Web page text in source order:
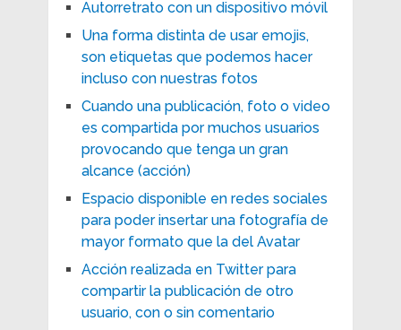
Autorretrato con un dispositivo móvil
Una forma distinta de usar emojis,
son etiquetas que podemos hacer
incluso con nuestras fotos
Cuando una publicación, foto o video
es compartida por muchos usuarios
provocando que tenga un gran
alcance (acción)
Espacio disponible en redes sociales
para poder insertar una fotografía de
mayor formato que la del Avatar
Acción realizada en Twitter para
compartir la publicación de otro
usuario, con o sin comentario